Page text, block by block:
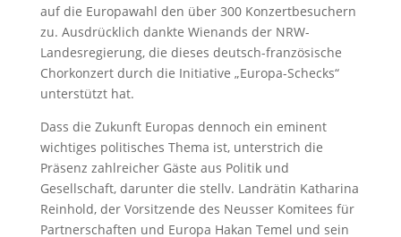
auf die Europawahl den über 300 Konzertbesuchern
zu. Ausdrücklich dankte Wienands der NRW-
Landesregierung, die dieses deutsch-französische
Chorkonzert durch die Initiative „Europa-Schecks“
unterstützt hat.
Dass die Zukunft Europas dennoch ein eminent
wichtiges politisches Thema ist, unterstrich die
Präsenz zahlreicher Gäste aus Politik und
Gesellschaft, darunter die stellv. Landrätin Katharina
Reinhold, der Vorsitzende des Neusser Komitees für
Partnerschaften und Europa Hakan Temel und sein